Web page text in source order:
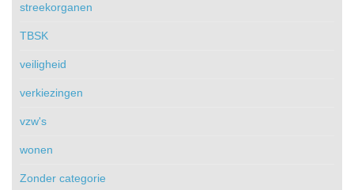
streekorganen
TBSK
veiligheid
verkiezingen
vzw's
wonen
Zonder categorie